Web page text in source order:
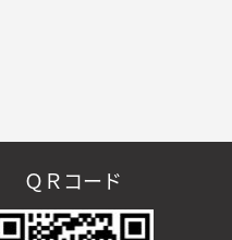
ＱＲコード